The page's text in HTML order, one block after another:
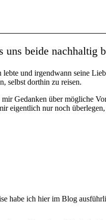
beide nachhaltig
und irgendwann seine
selbst dorthin zu reisen.
Gedanken über mögliche
eigentlich nur noch
habe ich hier im Blog